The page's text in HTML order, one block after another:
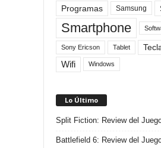
Programas Samsung
Smartphone
Sony Ericson Tablet
Wifi Windows
Lo Último
Split Fiction: Review del
Battlefield 6: Review del